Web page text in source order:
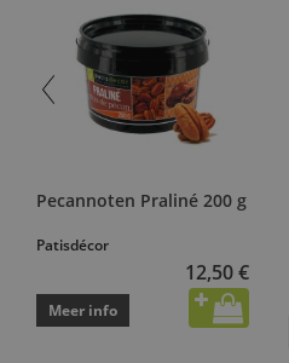
Pecannoten Praliné 200 g
Patisdécor
12,50 €
Meer info